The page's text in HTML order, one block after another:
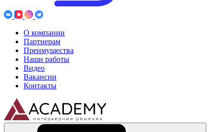
О компании
Партнерам
Преимущества
Наши работы
Видео
Вакансии
Контакты